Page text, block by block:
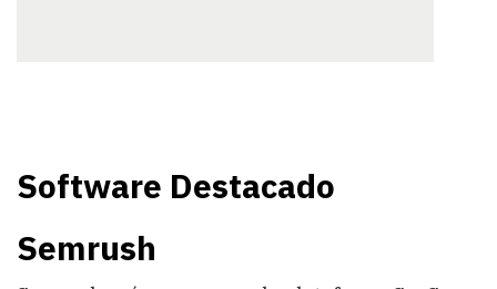
Software Destacado
Semrush